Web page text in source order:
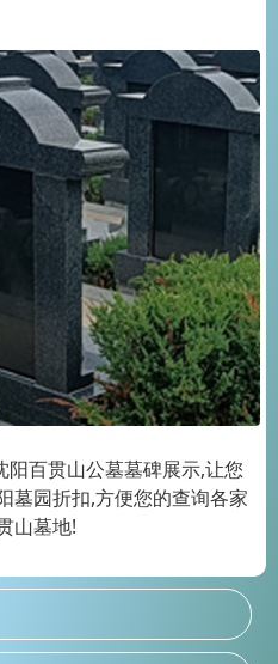
百贯山公墓墓碑展示,让您
墓园折扣,方便您的查询各家
山墓地!